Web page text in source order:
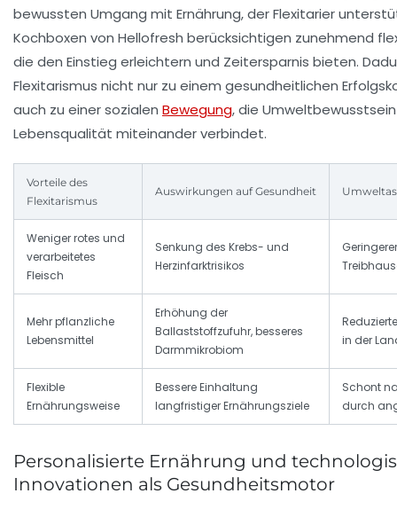
bewussten Umgang mit Ernährung, der Flexitarier
Kochboxen von Hellofresh berücksichtigen zunehmend
die den Einstieg erleichtern und Zeitersparnis bieten.
Flexitarismus nicht nur zu einem gesundheitlichen
auch zu einer sozialen Bewegung, die
Lebensqualität miteinander verbindet.
Vorteile des
Flexitarismus
Auswirkungen auf Gesundheit
Weniger rotes und
verarbeitetes
Fleisch
Senkung des Krebs- und
Herzinfarktrisikos
Geringerer
Mehr pflanzliche
Lebensmittel
Erhöhung der
Ballaststoffzufuhr, besseres
Darmmikrobiom
in der
Flexible
Ernährungsweise
Bessere Einhaltung
langfristiger Ernährungsziele
Schont
durch
Personalisierte Ernährung und
Innovationen als Gesundheitsmotor